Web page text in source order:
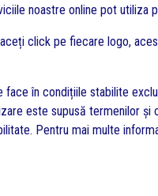
noastre online pot utiliza
click pe fiecare logo,
în condițiile stabilite
este supusă termenilor și
Pentru mai multe